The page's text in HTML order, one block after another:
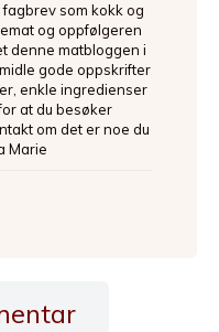
som kokk og
og oppfølgeren
denne matbloggen i
gode oppskrifter
enkle ingredienser
at du besøker
om det er noe du
Marie